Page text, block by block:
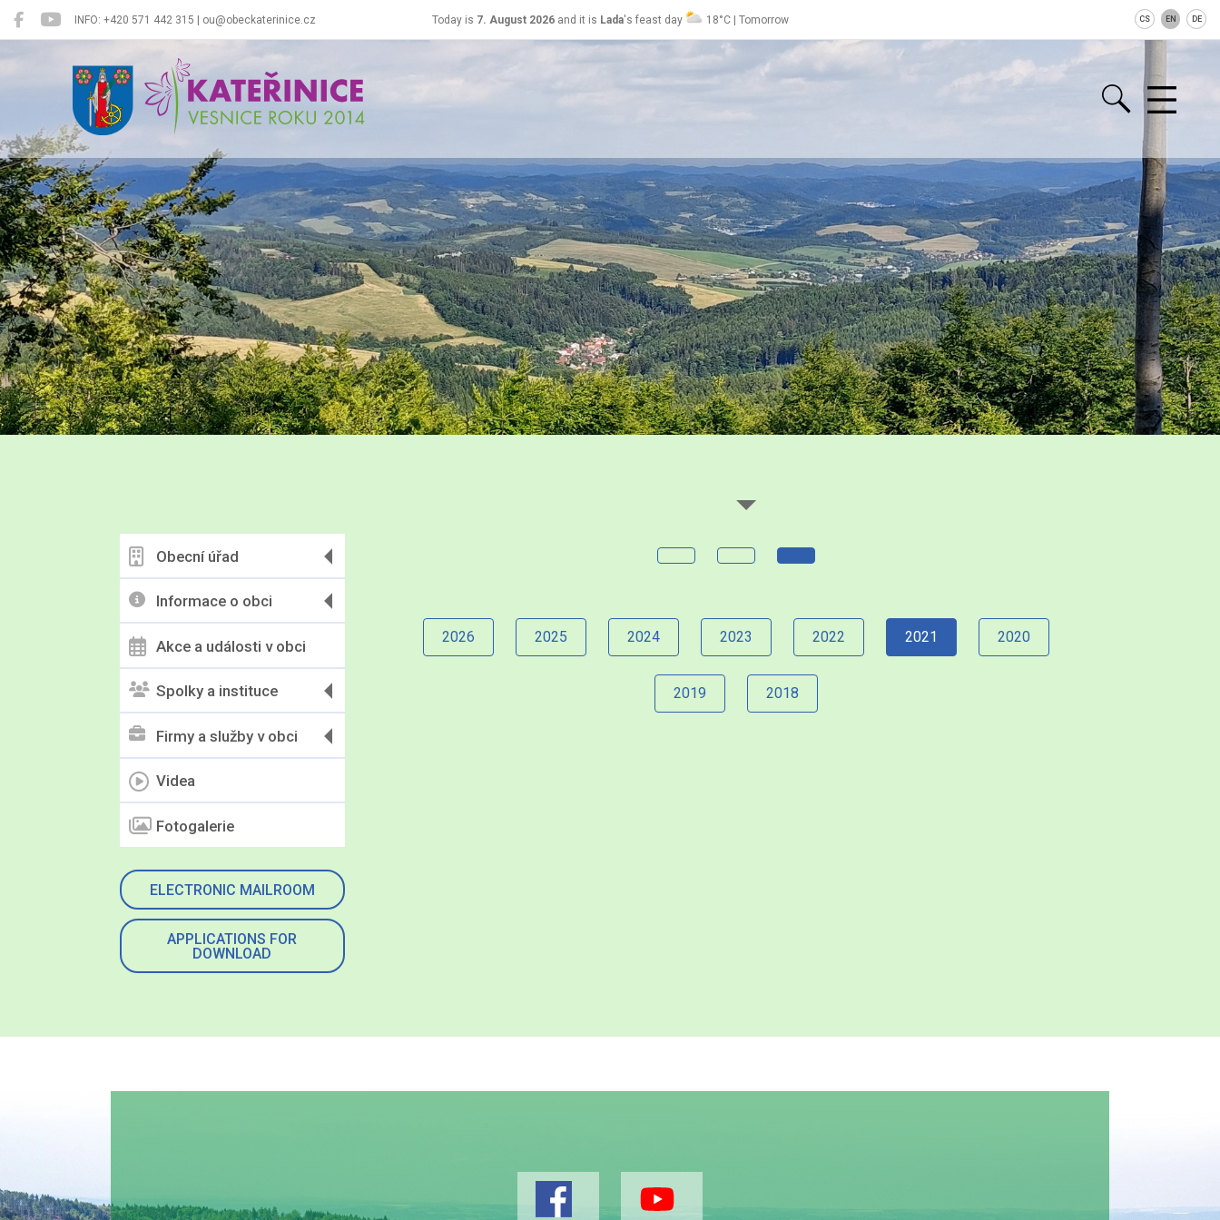
INFO: +420 571 442 315 | ou@obeckaterinice.cz Today is 7. August 2026and it is Lada's feast day 18°C | Tomorrow CS EN DE
Kateřinice
Obecní úřad
Informace o obci
Akce a události v obci
Spolky a instituce
Firmy a služby v obci
Videa
Fotogalerie
ELECTRONIC MAILROOM
APPLICATIONS FOR
DOWNLOAD
2026 2025 2024 2023 2022 2021 2020
2019 2018